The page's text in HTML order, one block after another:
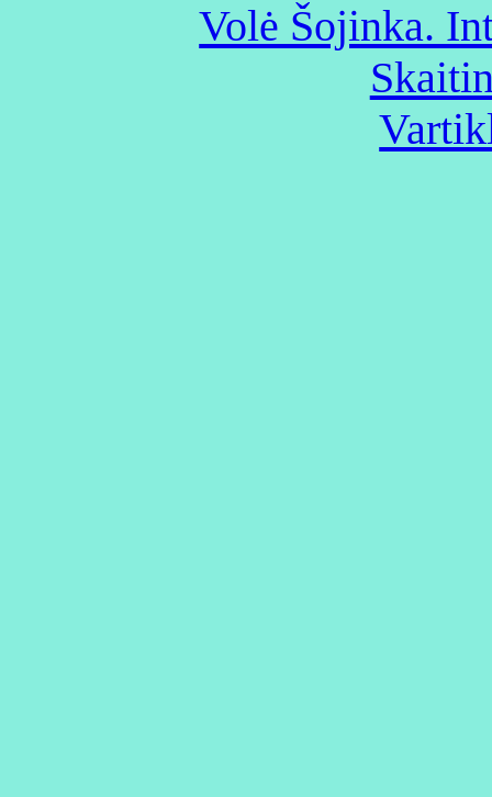
Volė Šojinka.